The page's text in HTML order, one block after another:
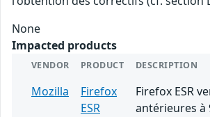
None
Impacted products
VENDOR PRODUCT DESCRIPTION
Mozilla
Firefox
ESR
Firefox ESR
antérieures à